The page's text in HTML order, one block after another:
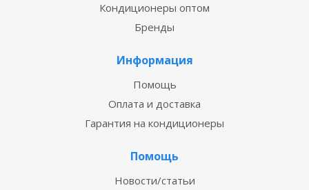
Кондиционеры оптом
Бренды
Информация
Помощь
Оплата и доставка
Гарантия на кондиционеры
Помощь
Новости/статьи